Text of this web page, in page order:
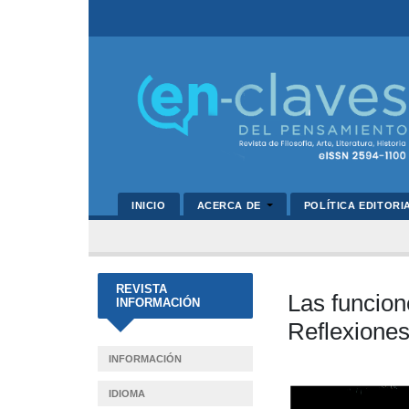
INICIO ACERCA DE POLÍTICA
REVISTA
INFORMACIÓN
INFORMACIÓN
IDIOMA
Las
Barra